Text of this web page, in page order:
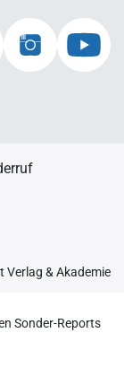
Verlag & Akademie
Sonder-Reports